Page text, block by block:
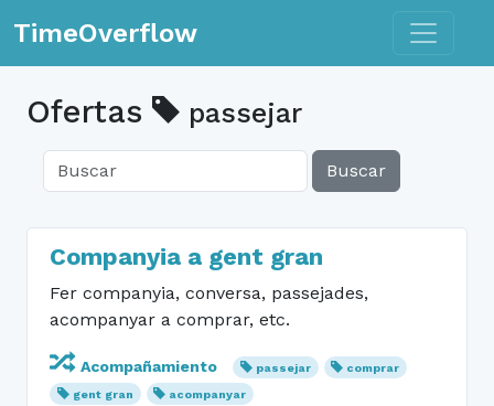
TimeOverflow Toggle
Ofertas passejar
Buscar
Companyia a gent gran
Fer companyia, conversa, passejades,
acompanyar a comprar, etc.
Acompañamiento passejar
comprar
gent gran
acompanyar